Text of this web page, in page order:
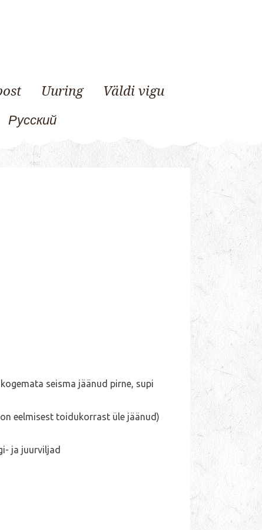
Uuring
Väldi vigu
Русский
seisma jäänud pirne, supi
eelmisest toidukorrast üle jäänud)
ja juurviljad